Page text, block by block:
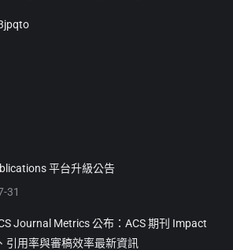
平台升級公告
31
Journal Metrics 公布：ACS 期刊 Impact
引用率與審稿效率最新資訊